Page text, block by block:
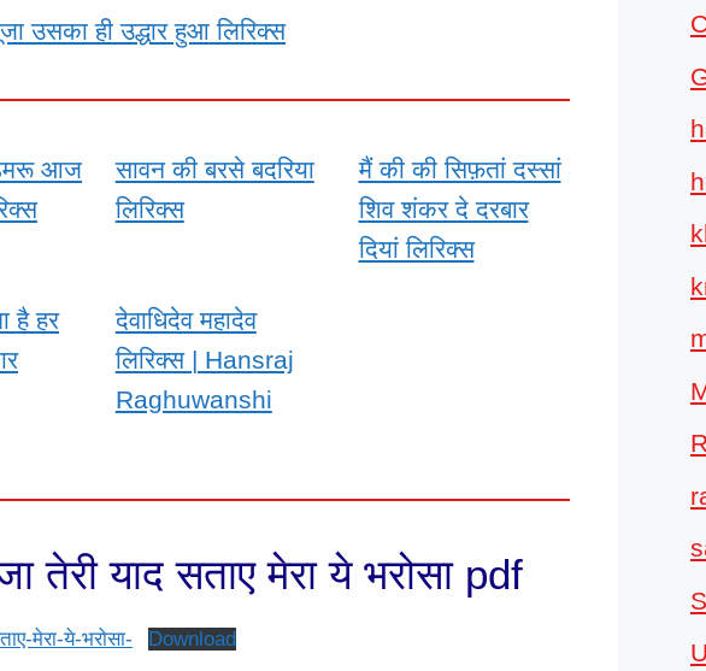
उसका ही उद्धार हुआ लिरिक्स
आज
सावन की बरसे बदरिया
लिरिक्स
मैं की की सिफ़तां दस्सां
शिव शंकर दे दरबार
दियां लिरिक्स
है हर
देवाधिदेव महादेव
लिरिक्स | Hansraj
Raghuwanshi
तेरी याद सताए मेरा ये भरोसा pdf
मेरा-ये-भरोसा- Download